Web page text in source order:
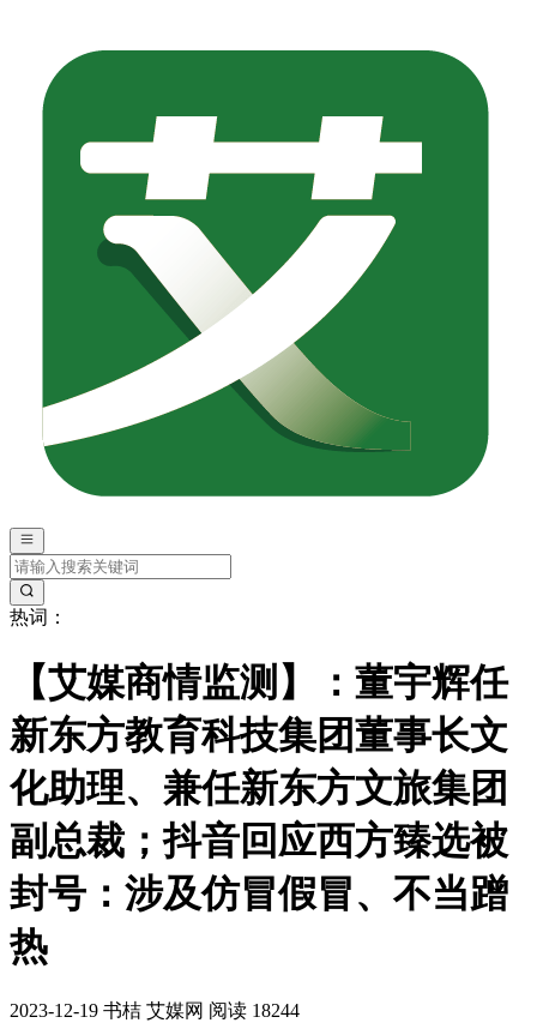
热词：
【艾媒商情监测】：董宇辉任
新东方教育科技集团董事长文
化助理、兼任新东方文旅集团
副总裁；抖音回应西方臻选被
封号：涉及仿冒假冒、不当蹭
热
2023-12-19 书桔 艾媒网 阅读 18244